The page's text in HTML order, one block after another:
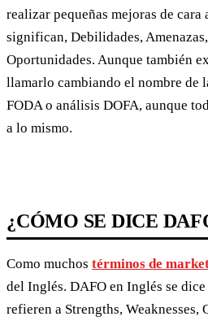
realizar pequeñas mejoras de
significan, Debilidades,
Oportunidades. Aunque también
llamarlo cambiando el nombre de
FODA o análisis DOFA, aunque
a lo mismo.
¿CÓMO SE DICE
Como muchos términos de
del Inglés. DAFO en Inglés se
refieren a Strengths,